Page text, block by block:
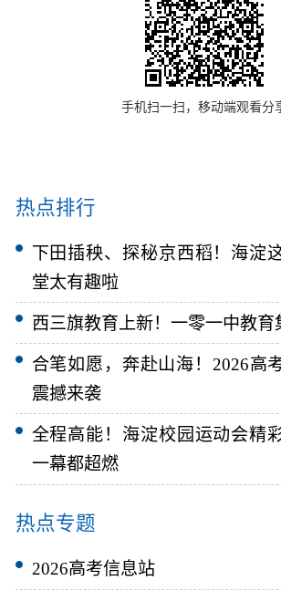
手机扫一扫，移动端观看分
热点排行
下田插秧、探秘京西稻！海淀
堂太有趣啦
西三旗教育上新！一零一中教育
合笔如愿，奔赴山海！2026高
震撼来袭
全程高能！海淀校园运动会精
一幕都超燃
热点专题
2026高考信息站